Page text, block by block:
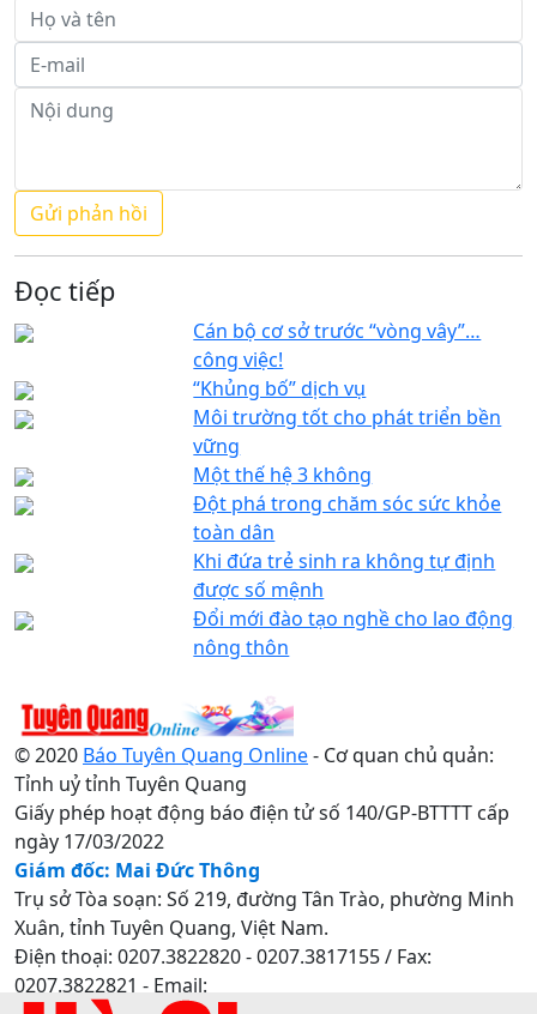
Đọc tiếp
Cán bộ cơ sở trước “vòng vây”…
công việc!
“Khủng bố” dịch vụ
Môi trường tốt cho phát triển bền
vững
Một thế hệ 3 không
Đột phá trong chăm sóc sức khỏe
toàn dân
Khi đứa trẻ sinh ra không tự định
được số mệnh
Đổi mới đào tạo nghề cho lao động
nông thôn
© 2020 Báo Tuyên Quang Online- Cơ quan chủ quản:
Tỉnh uỷ tỉnh Tuyên Quang
Giấy phép hoạt động báo điện tử số 140/GP-BTTTT cấp
ngày 17/03/2022
Giám đốc: Mai Đức Thông
Trụ sở Tòa soạn: Số 219, đường Tân Trào, phường Minh
Xuân, tỉnh Tuyên Quang, Việt Nam.
Điện thoại: 0207.3822820 - 0207.3817155 / Fax:
0207.3822821 - Email: